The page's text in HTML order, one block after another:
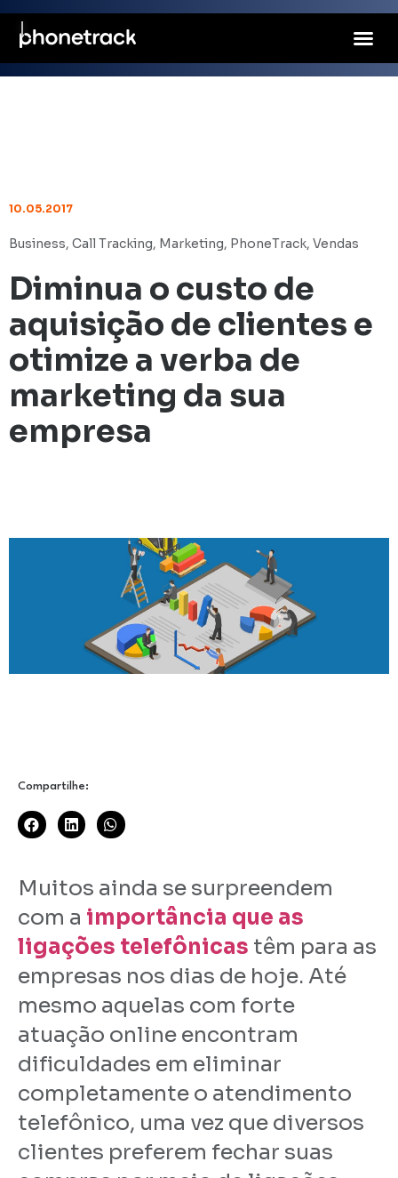
10.05.2017
Business, Call Tracking, Marketing, PhoneTrack, Vendas
Diminua o custo de
aquisição de clientes e
otimize a verba de
marketing da sua
empresa
Compartilhe:
Muitos ainda se surpreendem
com a importância que as
ligações telefônicas têm para as
empresas nos dias de hoje. Até
mesmo aquelas com forte
atuação online encontram
dificuldades em eliminar
completamente o atendimento
telefônico, uma vez que diversos
clientes preferem fechar suas